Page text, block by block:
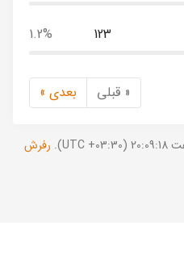
123
1.2%
« قبلی بعدی »
رفرش